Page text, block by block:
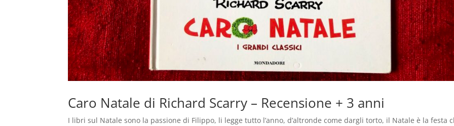
Caro Natale di Richard Scarry – Recensione + 3 anni
I libri sul Natale sono la passione di Filippo, li legge tutto l’anno, d’altronde come dargli torto, il Natale è la festa